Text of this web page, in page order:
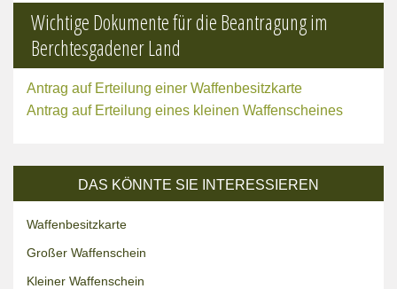
Wichtige Dokumente für die Beantragung im
Berchtesgadener Land
Antrag auf Erteilung einer Waffenbesitzkarte
Antrag auf Erteilung eines kleinen Waffenscheines
DAS KÖNNTE SIE INTERESSIEREN
Waffenbesitzkarte
Großer Waffenschein
Kleiner Waffenschein